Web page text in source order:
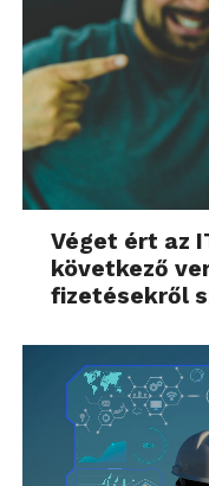
Véget ért az
következő
fizetésekről